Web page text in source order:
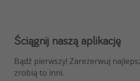
Ściągnij naszą aplikację
Bądź pierwszy! Zarezerwuj
zrobią to inni.
Dołącz do naszego kanału
NAJLEPSZE oferty podróżnicze,